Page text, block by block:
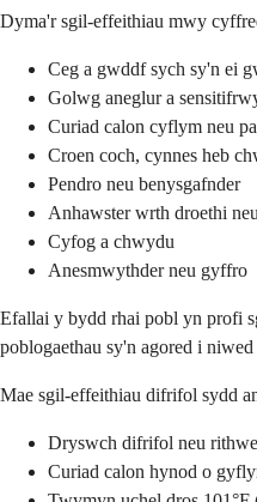
Dyma'r sgil-effeithiau mwy
Ceg a gwddf sych sy'n ei
Golwg aneglur a
Curiad calon cyflym neu
Croen coch, cynnes heb
Pendro neu benysgafnder
Anhawster wrth droethi
Cyfog a chwydu
Anesmwythder neu gyffro
Efallai y bydd rhai pobl yn profi
poblogaethau sy'n agored i
Mae sgil-effeithiau difrifol sydd
Dryswch difrifol neu
Curiad calon hynod o